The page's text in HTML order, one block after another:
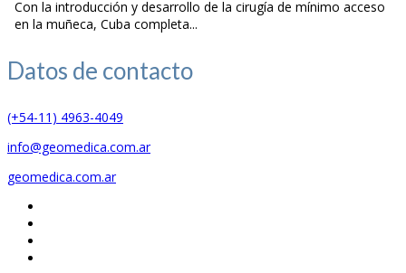
Con la introducción y desarrollo de la cirugía de mínimo acceso
en la muñeca, Cuba completa...
Datos de contacto
(+54-11) 4963-4049
info@geomedica.com.ar
geomedica.com.ar